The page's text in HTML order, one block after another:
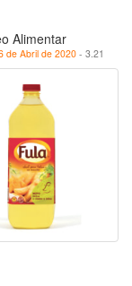
Alimentar
de Abril de 2020- 3.21